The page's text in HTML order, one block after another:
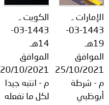
إنجازات
توعوية
الخدمات
الإلكترونية
صور
أصداء
إعلانات
الإمارات ـ
1443-03-
19هـ
الموافق
25/10/2021
م - شرطة
أبوظبي
الكويت ـ
1443-03-
14هـ
الموافق
20/10/2021
م - انتبه جيدا
لكل ما تفعله